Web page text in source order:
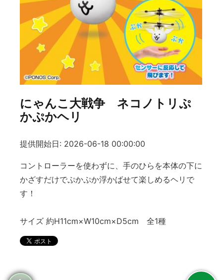
にゃんこ大戦争 ネコノトリぷ
かぷかヘリ
提供開始日: 2026-06-18 00:00:00
コントローラーを使わずに、手のひらを本体の下に
かざすだけでぷかぷか浮かばせて楽しめるヘリで
す！
サイズ 約H11cm×W10cm×D5cm 全1種